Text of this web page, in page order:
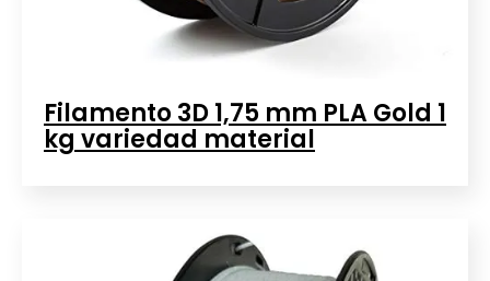
Filamento 3D 1,75 mm PLA Gold 1
kg variedad material